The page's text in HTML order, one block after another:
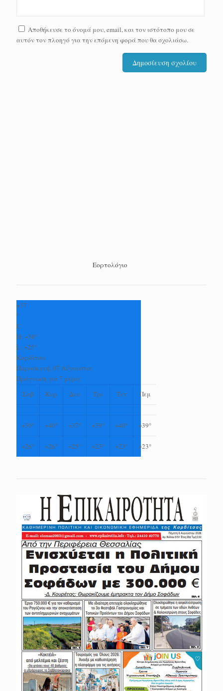
Αποθήκευσε το όνομά μου, email, και τον ιστότοπο μου σε
αυτόν τον πλοηγό για την επόμενη φορά που θα σχολιάσω.
Εορτολόγιο
+37
°
C
H: +38°
L: +25°
Καρδίτσα
Παρασκευή, 07 Αύγουστος
Πρόγνωση για 7 μέρες
Σαβ
Κυρ Δευ Τρι Τετ Πεμ
+39° +40° +37° +39° +40° +39°
+26° +26° +25° +23° +23° +23°